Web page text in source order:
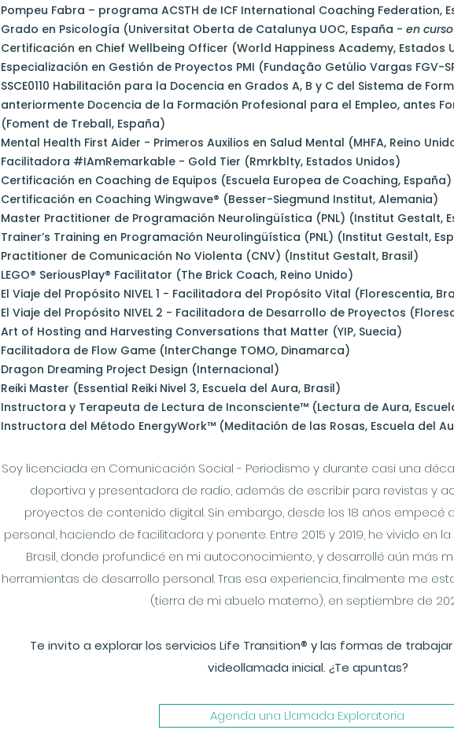
Pompeu Fabra – programa ACSTH de ICF International Coaching Federation,
Grado en Psicología (Universitat Oberta de Catalunya UOC, España - en curso
Certificación en Chief Wellbeing Officer (World Happiness Academy, Estados
Especialización en Gestión de Proyectos PMI (Fundação Getúlio Vargas FGV-
SSCE0110 Habilitación para la Docencia en Grados A, B y C del Sistema de
anteriormente Docencia de la Formación Profesional para el Empleo, antes
(Foment de Treball, España)
Mental Health First Aider - Primeros Auxilios en Salud Mental (MHFA, Reino
Facilitadora #IAmRemarkable - Gold Tier (Rmrkblty, Estados Unidos)
Certificación en Coaching de Equipos (Escuela Europea de Coaching, España)
Certificación en Coaching Wingwave® (Besser-Siegmund Institut, Alemania)
Master Practitioner de Programación Neurolingüística (PNL) (Institut Gestalt,
Trainer’s Training en Programación Neurolingüística (PNL) (Institut Gestalt,
Practitioner de Comunicación No Violenta (CNV) (Institut Gestalt, Brasil)
LEGO® SeriousPlay® Facilitator (The Brick Coach, Reino Unido)
El Viaje del Propósito NIVEL 1 - Facilitadora del Propósito Vital (Florescentia,
El Viaje del Propósito NIVEL 2 - Facilitadora de Desarrollo de Proyectos
Art of Hosting and Harvesting Conversations that Matter (YIP, Suecia)
Facilitadora de Flow Game (InterChange TOMO, Dinamarca)
Dragon Dreaming Project Design (Internacional)
Reiki Master (Essential Reiki Nivel 3, Escuela del Aura, Brasil)
Instructora y Terapeuta de Lectura de Inconsciente™ (Lectura de Aura,
Instructora del Método EnergyWork™ (Meditación de las Rosas, Escuela del
Soy licenciada en Comunicación Social - Periodismo y durante casi una
deportiva y presentadora de radio, además de escribir para revistas y
proyectos de contenido digital. Sin embargo, desde los 18 años empecé
personal, haciendo de facilitadora y ponente. Entre 2015 y 2019, he vivido en
Brasil, donde profundicé en mi autoconocimiento, y desarrollé aún más
herramientas de desarrollo personal. Tras esa experiencia, finalmente me
(tierra de mi abuelo materno), en septiembre de
Te invito a explorar los servicios Life Transition® y las formas de
videollamada inicial. ¿Te apuntas?
Agenda una Llamada Exploratoria